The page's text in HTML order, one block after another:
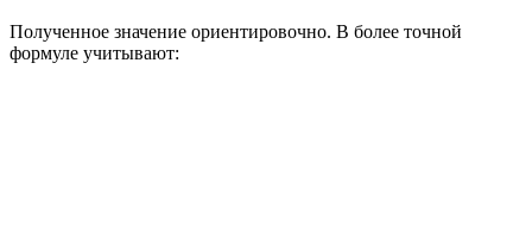
Полученное значение ориентировочно. В более точной
формуле учитывают: